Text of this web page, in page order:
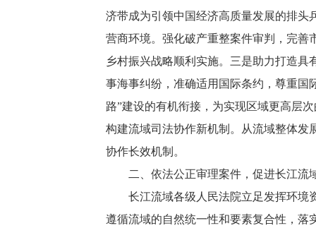
济带成为引领中国经济高质量发展的排头
营商环境。强化破产重整案件审判，完善
乡村振兴战略顺利实施。三是助力打造
事海事纠纷，准确适用国际条约，尊重国
路”建设的有机衔接，为实现区域更高层
构建流域司法协作新机制。从流域整体发
协作长效机制。
二、依法公正审理案件，促进长江流
长江流域各级人民法院立足发挥环境资
遵循流域的自然统一性和要素复合性，落